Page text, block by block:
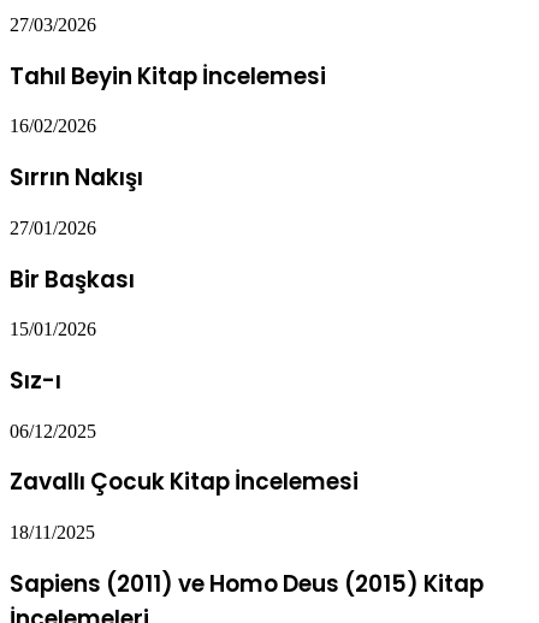
27/03/2026
Tahıl Beyin Kitap İncelemesi
16/02/2026
Sırrın Nakışı
27/01/2026
Bir Başkası
15/01/2026
Sız-ı
06/12/2025
Zavallı Çocuk Kitap İncelemesi
18/11/2025
Sapiens (2011) ve Homo Deus (2015) Kitap